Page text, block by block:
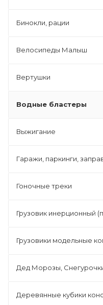
Бинокли, рации
Велосипеды Малыш
Вертушки
Водные бластеры
Выжигание
Гаражи, паркинги,
Гоночные треки
Грузовик инерционный
Грузовики модельные
Дед Морозы,
Деревянные кубики